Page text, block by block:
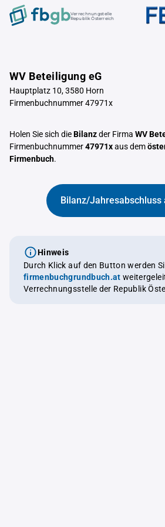
Verrechnungstelle
Republik Österreich
WV Beteiligung eG
Hauptplatz 10, 3580 Horn
Firmenbuchnummer 47971x
Holen Sie sich dieBilanzder Firma WV
Firmenbuchnummer47971xaus dem
Firmenbuch.
Bilanz/Jahresabschluss
Hinweis
Durch Klick auf den Button werden
firmenbuchgrundbuch.at weitergeleitet, eine offizielle
Verrechnungsstelle der Republik